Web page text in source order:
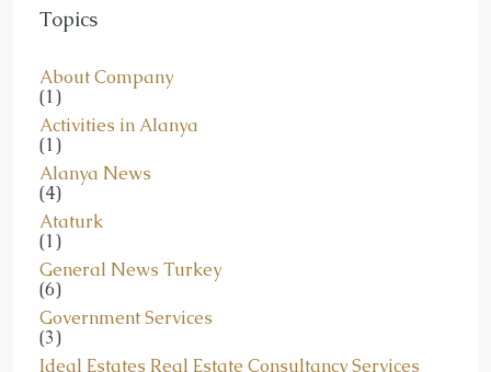
(1)
Activities in Alanya
(1)
Alanya News
(4)
Ataturk
(1)
General News Turkey
(6)
Government Services
(3)
Ideal Estates Real Estate Consultancy Services
(4)